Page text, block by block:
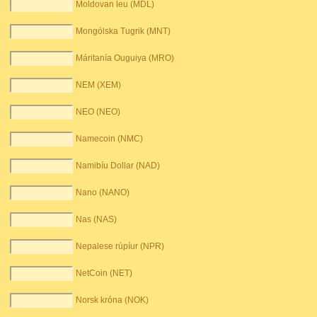
Moldovan leu (MDL)
Mongólska Tugrik (MNT)
Máritanía Ouguiya (MRO)
NEM (XEM)
NEO (NEO)
Namecoin (NMC)
Namibíu Dollar (NAD)
Nano (NANO)
Nas (NAS)
Nepalese rúpíur (NPR)
NetCoin (NET)
Norsk króna (NOK)